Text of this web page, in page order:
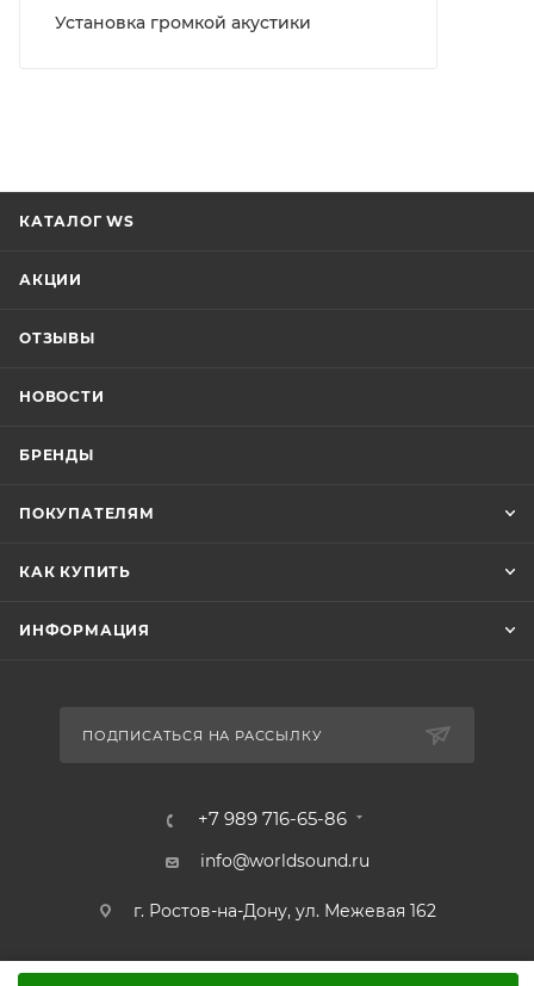
Установка громкой акустики
КАТАЛОГ WS
АКЦИИ
ОТЗЫВЫ
НОВОСТИ
БРЕНДЫ
ПОКУПАТЕЛЯМ
КАК КУПИТЬ
ИНФОРМАЦИЯ
ПОДПИСАТЬСЯ НА РАССЫЛКУ
+7 989 716-65-86
info@worldsound.ru
г. Ростов-на-Дону, ул. Межевая 162